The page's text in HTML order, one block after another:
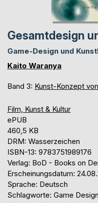
Gesamtdesign
Game-Design und
Kaito Waranya
Band 3: Kunst-Konzept
Film, Kunst & Kultur
ePUB
460,5 KB
DRM: Wasserzeichen
ISBN-13: 9783751989176
Verlag: BoD - Books on
Erscheinungsdatum:
Sprache: Deutsch
Schlagworte: Game